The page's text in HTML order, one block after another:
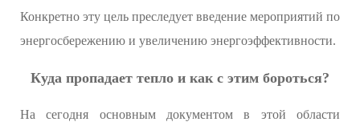
Конкретно эту цель преследует введение мероприятий по
энергосбережению и увеличению энергоэффективности.
Куда пропадает тепло и как с этим бороться?
На сегодня основным документом в этой области